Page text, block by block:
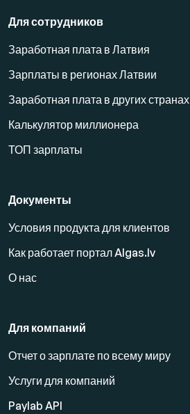
Для сотрудников
Заработная плата в Латвия
Зарплаты в регионах Латвии
Заработная плата в других странах
Калькулятор миллионера
ТОП зарплаты
Документы
Условия продукта для клиентов
Как работает портал Algas.lv
О нас
Для компаний
Отчет о зарплате по всему миру
Услуги для компаний
Paylab API